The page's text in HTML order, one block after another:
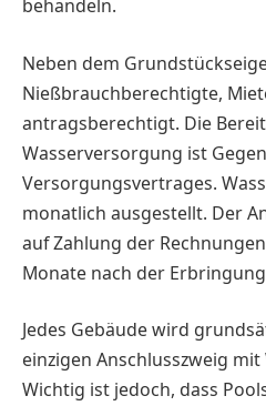
behandeln.
Neben dem
Nießbrauchberechtigte,
antragsberechtigt. Die
Wasserversorgung ist
Versorgungsvertrages.
monatlich ausgestellt. Der
auf Zahlung der
Monate nach der
Jedes Gebäude wird
einzigen Anschlusszweig
Wichtig ist jedoch, dass